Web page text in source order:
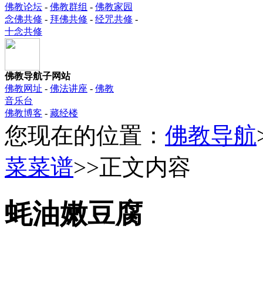
佛教论坛 - 佛教群组 - 佛教家园
念佛共修 - 拜佛共修 - 经咒共修 -
十念共修
佛教导航子网站
佛教网址 - 佛法讲座 - 佛教
音乐台
佛教博客 - 藏经楼
您现在的位置： 佛教导航
菜菜谱>>正文内容
蚝油嫩豆腐